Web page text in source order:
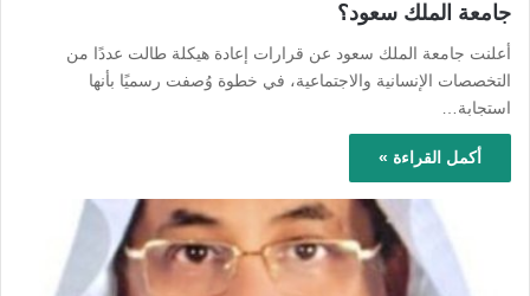
جامعة الملك سعود؟
أعلنت جامعة الملك سعود عن قرارات إعادة هيكلة طالت عددًا من
التخصصات الإنسانية والاجتماعية، في خطوة وُصفت رسميًا بأنها
استجابة…
أكمل القراءة »